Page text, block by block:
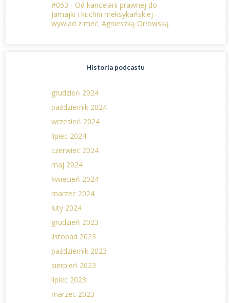
#053 - Od kancelarii prawnej do
Jamajki i kuchni meksykańskiej -
wywiad z mec. Agnieszką Orłowską
Historia podcastu
grudzień 2024
październik 2024
wrzesień 2024
lipiec 2024
czerwiec 2024
maj 2024
kwiecień 2024
marzec 2024
luty 2024
grudzień 2023
listopad 2023
październik 2023
sierpień 2023
lipiec 2023
marzec 2023